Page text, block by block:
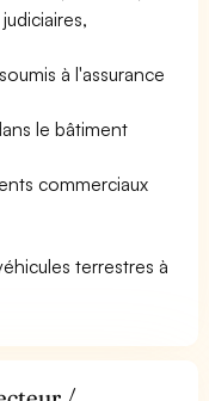
à l'assurance
le bâtiment
commerciaux
terrestres à